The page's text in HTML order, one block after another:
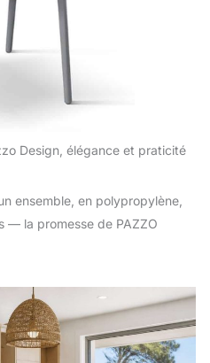
Design, élégance et praticité
ensemble, en polypropylène,
— la promesse de PAZZO